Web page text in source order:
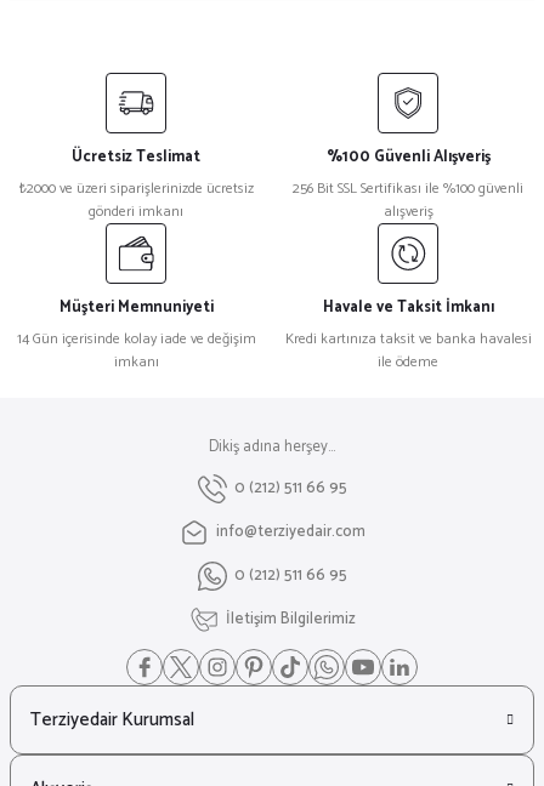
Ücretsiz Teslimat
₺2000 ve üzeri siparişlerinizde ücretsiz
gönderi imkanı
%100 Güvenli Alışveriş
256 Bit SSL Sertifikası ile %100 güvenli
alışveriş
Müşteri Memnuniyeti
14 Gün içerisinde kolay iade ve değişim
imkanı
Havale ve Taksit İmkanı
Kredi kartınıza taksit ve banka havalesi
ile ödeme
Dikiş adına herşey...
0 (212) 511 66 95
info@terziyedair.com
0 (212) 511 66 95
İletişim Bilgilerimiz
Terziyedair Kurumsal